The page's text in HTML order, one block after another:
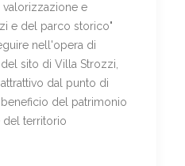
e
e del parco storico"
nell'opera di
sito di Villa Strozzi,
dal punto di
del patrimonio
del territorio